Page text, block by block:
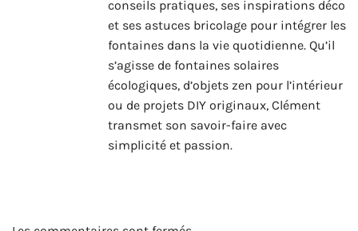
conseils pratiques, ses inspirations déco
et ses astuces bricolage pour intégrer les
fontaines dans la vie quotidienne. Qu’il
s’agisse de fontaines solaires
écologiques, d’objets zen pour l’intérieur
ou de projets DIY originaux, Clément
transmet son savoir-faire avec
simplicité et passion.